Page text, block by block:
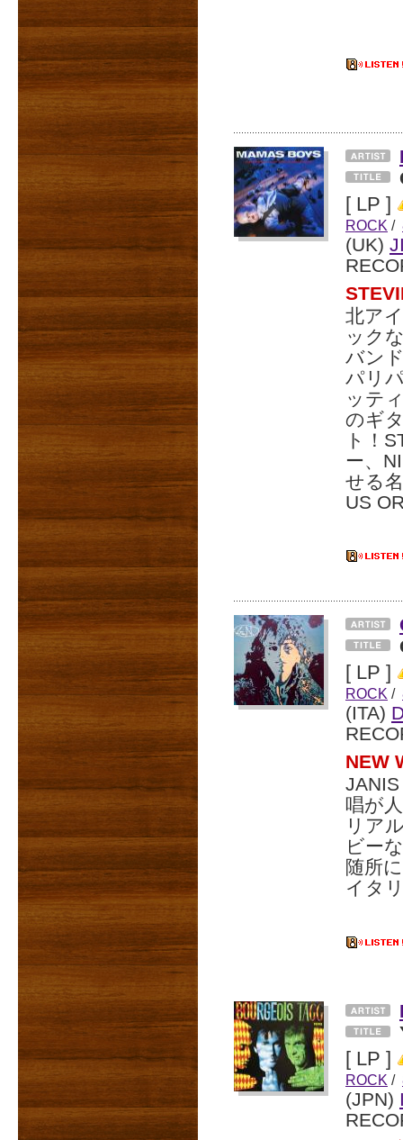
[ LP ]
ROCK /
(UK)
北ア
ック
バン
パリ
ッテ
のギ
ト！
ー、
せる
US
[ LP ]
ROCK /
(ITA)
NEW
唱が
リア
ビー
随所
イタ
[ LP ]
ROCK /
(JPN)